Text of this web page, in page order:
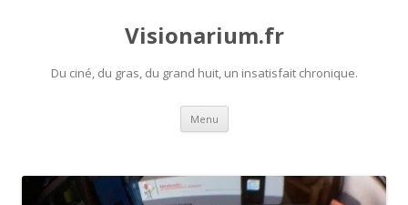
Visionarium.fr
Du ciné, du gras, du grand huit, un insatisfait chronique.
Menu Aller
contenu